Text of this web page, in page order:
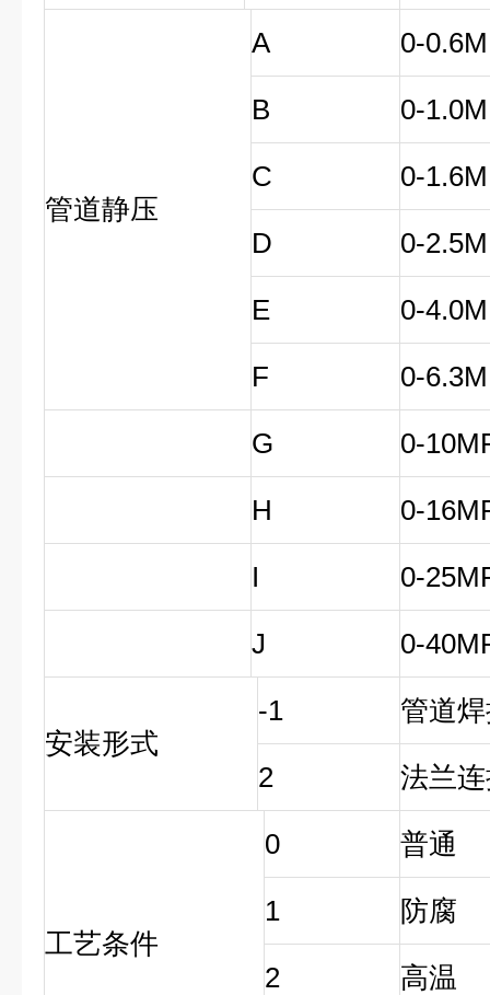
管道静压
A 0-
B 0-
C 0-
D 0-
E 0-
F 0-
G 0-
H 0-
I 0-
J 0-
安装形式
-1 管道
2 法兰
工艺条件
0 普通
1 防腐
2 高温